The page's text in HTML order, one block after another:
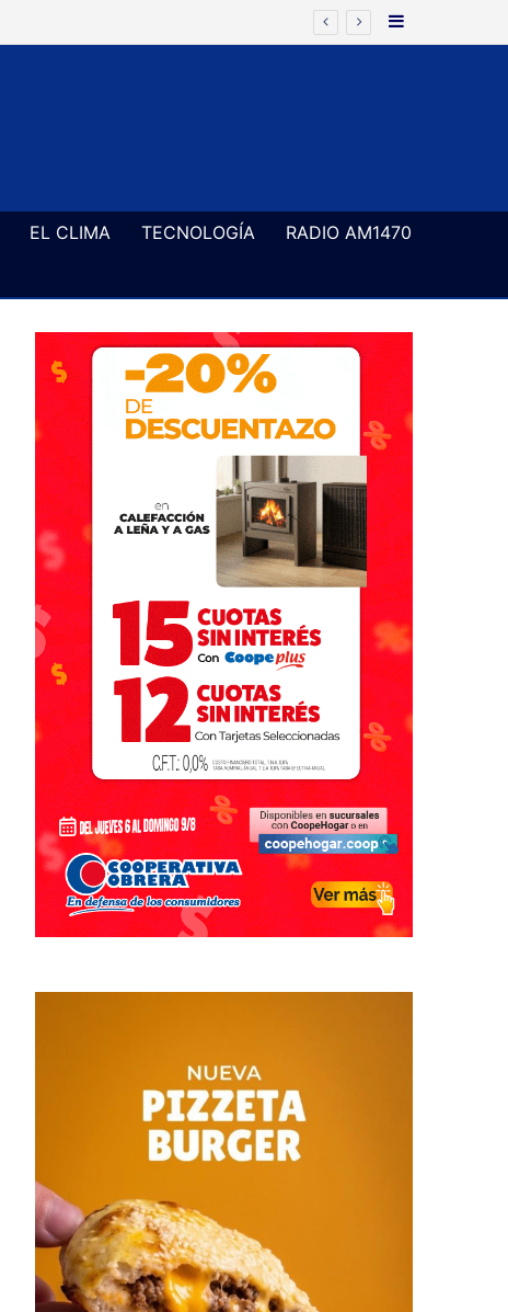
Barra Lateral
EL CLIMA TECNOLOGÍA
RADIO AM1470